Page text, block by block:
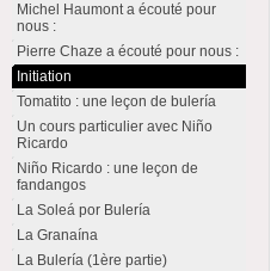
Michel Haumont a écouté pour
nous :
Pierre Chaze a écouté pour nous :
Initiation
Tomatito : une leçon de bulería
Un cours particulier avec Niño
Ricardo
Niño Ricardo : une leçon de
fandangos
La Soleá por Bulería
La Granaína
La Bulería (1ère partie)